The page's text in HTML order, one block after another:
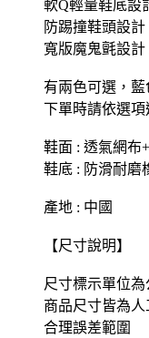
軟Q輕量鞋底設
防踢撞鞋頭設
寬版魔鬼氈設
有兩色可選，
下單時請依選項
鞋面 : 透氣網布
鞋底 : 防滑耐磨
產地 : 中國
【尺寸說明】
尺寸標示單位
商品尺寸皆為
合理誤差範圍